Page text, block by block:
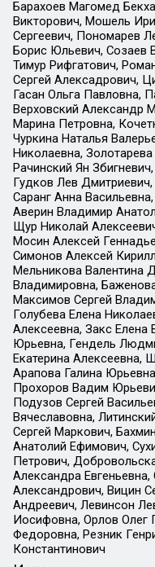
Барахоев Магомед
Викторович, Мошель
Сергеевич, Пономарев
Борис Юльевич, Созаев
Тимур Рифгатович,
Сергей Алексадрович,
Гасан Ольга Павловна,
Верховский Александр
Марина Петровна,
Чуркина Наталья
Николаевна,
Рачинский Ян
Гудков Лев
Саранг Анна
Аверин Владимир
Щур Николай
Мосин Алексей
Симонов Алексей
Мельникова Валентина
Владимировна,
Максимов Сергей
Голубева Елена
Алексеевна, Закс Елена
Юрьевна, Гендель
Екатерина Алексеевна,
Арапова Галина
Прохоров Вадим
Подузов Сергей
Вячеславовна,
Сергей Маркович,
Анатолий Ефимович,
Петрович,
Александра
Александрович, Вицин
Андреевич, Левинсон
Иосифовна, Орлов Олег
Федоровна, Резник
Константинович